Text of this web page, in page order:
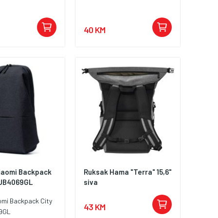
40 KM
Backpack
Backpack City
Ruksak Hama "Terra" 15,6"
siva
43 KM